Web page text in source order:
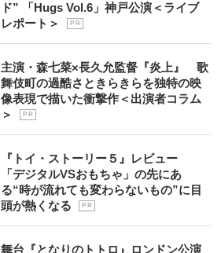
ド” 「Hugs Vol.6」神戸公演＜ライブ
レポート＞
P R
主演・森七菜×長久允監督『炎上』 歌
舞伎町の過酷さときらきらを独特の映
像表現で描いた衝撃作＜出演者コラム
＞
P R
『トイ・ストーリー５』レビュー
「デジタルVSおもちゃ」の先にあ
る“時が流れても変わらないもの”に目
頭が熱くなる
P R
舞台『となりのトトロ』ロンドン公演